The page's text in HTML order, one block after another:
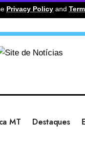
Privacy Policy and
MT Destaques